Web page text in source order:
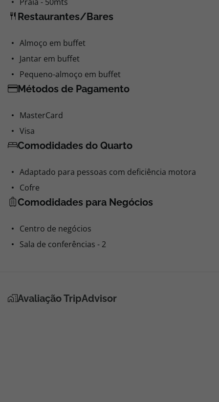
Restaurantes/Bares
Almoço em buffet
Jantar em buffet
Pequeno-almoço em buffet
Métodos de Pagamento
MasterCard
Visa
Comodidades do Quarto
Adaptado para pessoas com deficiência motora
Cofre
Comodidades para Negócios
Centro de negócios
Sala de conferências - 2
Avaliação TripAdvisor